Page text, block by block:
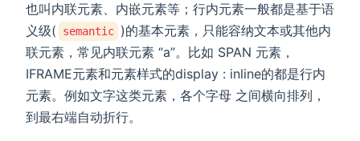
也叫内联元素、内嵌元素等；行内元素一般都是基于语
义级(
semantic )的基本元素，只能容纳文本或其他内
联元素，常见内联元素 “a”。比如 SPAN 元素，
IFRAME元素和元素样式的display : inline的都是行内
元素。例如文字这类元素，各个字母 之间横向排列，
到最右端自动折行。